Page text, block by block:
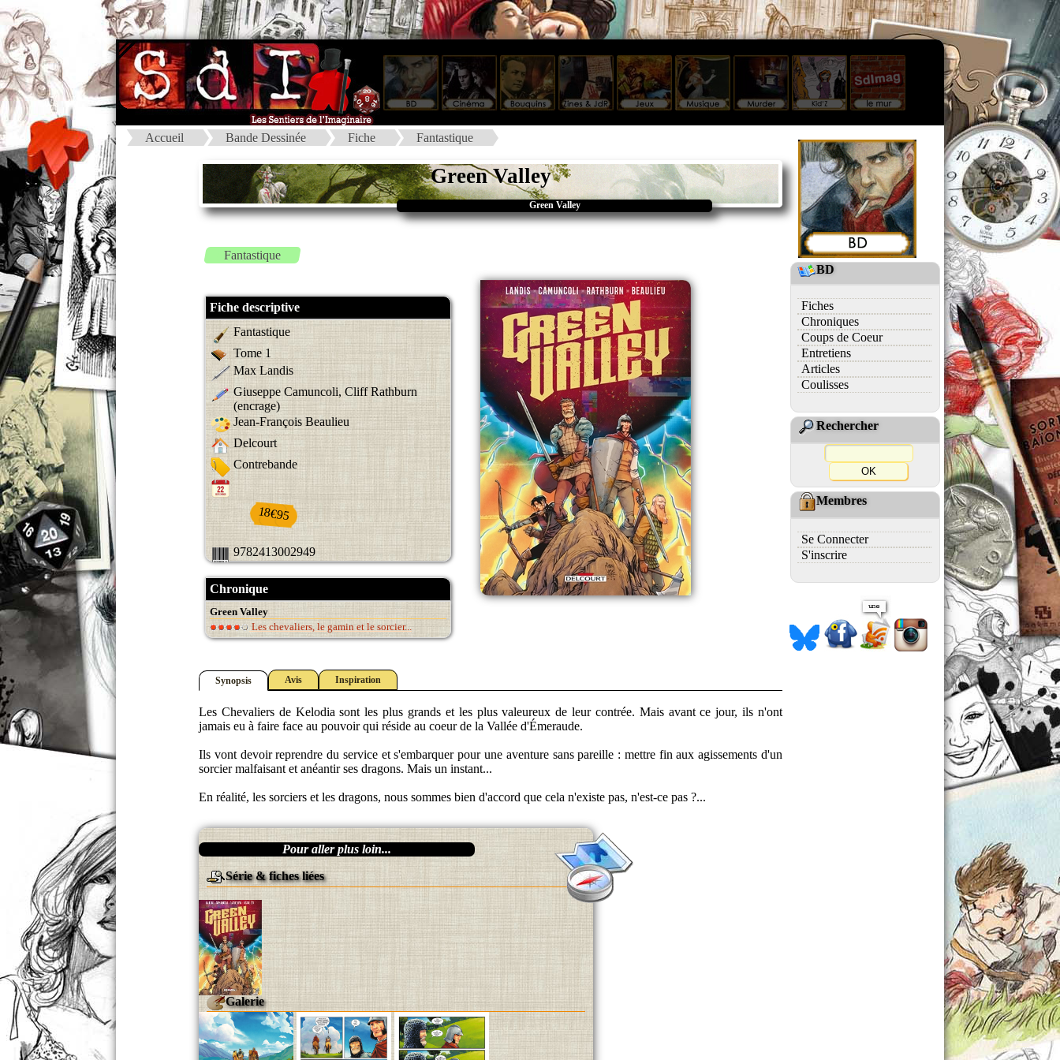
Accueil Bande Dessinée Fiche Fantastique
Green Valley
Green Valley
Fantastique
Fiche descriptive
Fantastique
Tome 1
Max Landis
Giuseppe Camuncoli, Cliff Rathburn
(encrage)
Jean-François Beaulieu
Delcourt
Contrebande
18€95
9782413002949
Chronique
Green Valley
Les chevaliers, le gamin et le sorcier...
Synopsis Avis Inspiration
Les Chevaliers de Kelodia sont les plus grands et les plus valeureux de leur contrée. Mais avant ce jour, ils n'ont
jamais eu à faire face au pouvoir qui réside au coeur de la Vallée d'Émeraude.
Ils vont devoir reprendre du service et s'embarquer pour une aventure sans pareille : mettre fin aux agissements d'un
sorcier malfaisant et anéantir ses dragons. Mais un instant...
En réalité, les sorciers et les dragons, nous sommes bien d'accord que cela n'existe pas, n'est-ce pas ?...
Pour aller plus loin...
Série & fiches liées
Galerie
BD
Fiches
Chroniques
Coups de Coeur
Entretiens
Articles
Coulisses
Rechercher
Membres
Se Connecter
S'inscrire